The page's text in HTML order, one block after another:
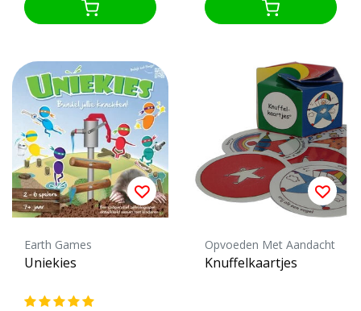
Earth Games
Uniekies
Opvoeden Met Aandacht
Knuffelkaartjes